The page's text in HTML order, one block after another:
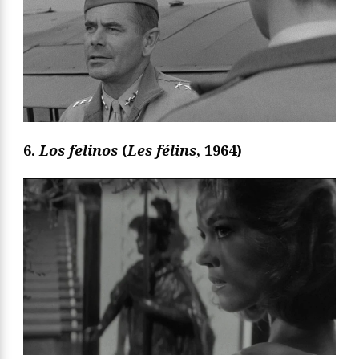
6.Los felinos (Les félins, 1964)